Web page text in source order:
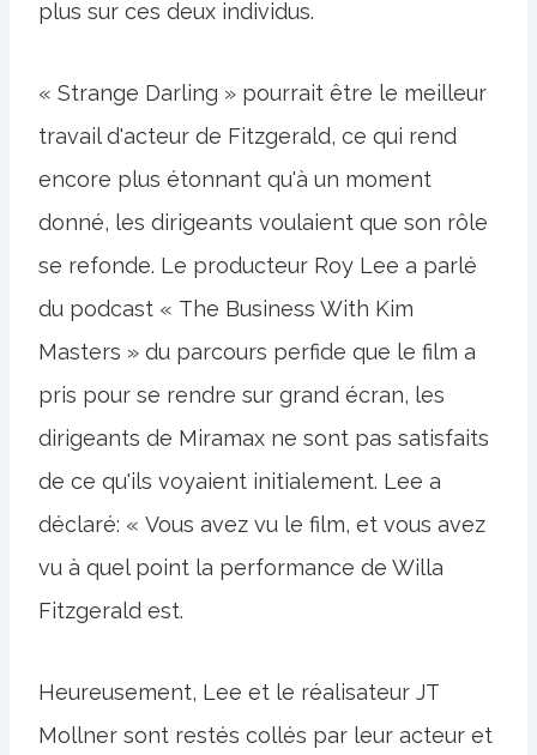
plus sur ces deux individus.
« Strange Darling » pourrait être le meilleur
travail d'acteur de Fitzgerald, ce qui rend
encore plus étonnant qu'à un moment
donné, les dirigeants voulaient que son rôle
se refonde. Le producteur Roy Lee a parlé
du podcast « The Business With Kim
Masters » du parcours perfide que le film a
pris pour se rendre sur grand écran, les
dirigeants de Miramax ne sont pas satisfaits
de ce qu'ils voyaient initialement. Lee a
déclaré: « Vous avez vu le film, et vous avez
vu à quel point la performance de Willa
Fitzgerald est.
Heureusement, Lee et le réalisateur JT
Mollner sont restés collés par leur acteur et